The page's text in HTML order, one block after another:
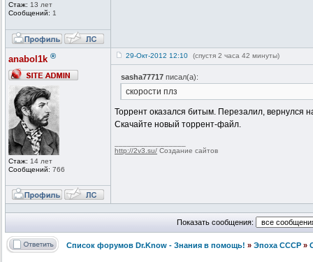
Стаж: 13 лет
Сообщений: 1
anabol1k ®
Стаж: 14 лет
Сообщений: 766
29-Окт-2012 12:10 (спустя 2 часа 42 минуты)
sasha77717 писал(а):
скорости плз
Торрент оказался битым. Перезалил, вернулся
Скачайте новый торрент-файл.
http://2v3.su/ Создание сайтов
Показать сообщения:
Список форумов Dr.Know - Знания в помощь! » Эпоха СССР »